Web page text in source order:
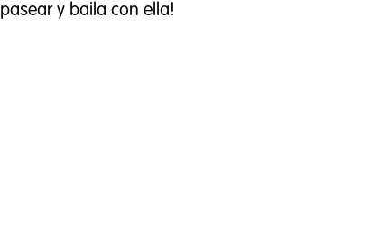
pasear y baila con ella!